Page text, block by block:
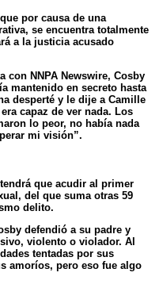
por causa de una
se encuentra totalmente
a la justicia acusado
con NNPA Newswire, Cosby
mantenido en secreto hasta
desperté y le dije a Camille
capaz de ver nada. Los
lo peor, no había nada
mi visión”.
que acudir al primer
del que suma otras 59
delito.
defendió a su padre y
violento o violador. Al
tentadas por sus
amoríos, pero eso fue algo